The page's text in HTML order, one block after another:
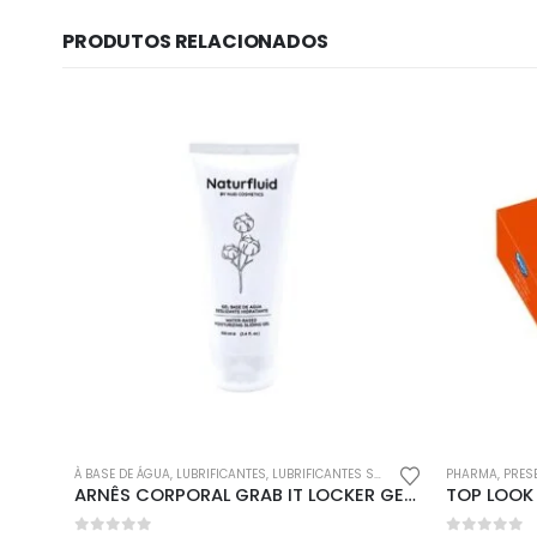
PRODUTOS RELACIONADOS
À BASE DE ÁGUA, LUBRIFICANTES, LUBRIFICANTES SEXUAIS , PARA ELAS,
ARNÊS CORPORAL GRAB IT LOCKER GEAR AZUL – 38 M
PHARMA,
Política de
Livro de